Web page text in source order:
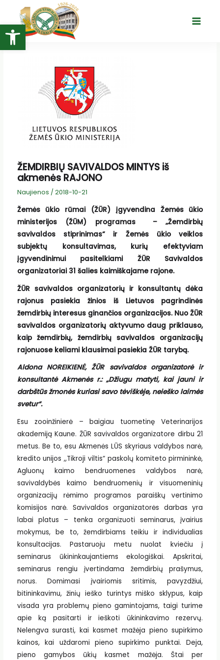
Open toolbar
turinio
Main
ŽEMDIRBIŲ SAVIVALDOS MINTYS iš
akmenės RAJONO
Naujienos / 2018-10-21
Žemės ūkio rūmai (ŽŪR) įgyvendina Žemės ūkio
ministerijos (ŽŪM) programas – „Žemdirbių
savivaldos stiprinimas“ ir Žemės ūkio veiklos
subjektų konsultavimas, kurių efektyviam
įgyvendinimui pasitelkiami ŽŪR Savivaldos
organizatoriai 31 šalies kaimiškajame rajone.
ŽŪR savivaldos organizatorių ir konsultantų dėka
rajonus pasiekia žinios iš Lietuvos pagrindinės
žemdirbių interesus ginančios organizacijos. Nuo ŽŪR
savivaldos organizatorių aktyvumo daug priklauso,
kaip žemdirbių, žemdirbių savivaldos organizacijų
rajonuose keliami klausimai pasiekia ŽŪR tarybą.
Aldona NOREIKIENĖ, ŽŪR savivaldos organizatorė ir
konsultantė Akmenės r.: „Džiugu matyti, kai jauni ir
darbštūs žmonės kuriasi savo tėviškėje, neieško laimės
svetur“.
Esu zooinžinierė – baigiau tuometinę Veterinarijos
akademiją Kaune. ŽŪR savivaldos organizatore dirbu 21
metus. Be to, esu Akmenės LŪS skyriaus valdybos narė,
kredito unijos ,,Tikroji viltis“ paskolų komiteto pirmininkė,
Agluonų kaimo bendruomenes valdybos narė,
savivaldybės kaimo bendruomenių ir visuomeninių
organizacijų rėmimo programos paraiškų vertinimo
komisijos narė. Savivaldos organizatorės darbas yra
labai platus – tenka organizuoti seminarus, įvairius
mokymus, be to, žemdirbiams teikiu ir individualias
konsultacijas. Pastaruoju metu nuolat kviečiu į
seminarus ūkininkaujantiems ekologiškai. Apskritai,
seminarus rengiu įvertindama žemdirbių prašymus,
norus. Domimasi įvairiomis sritimis, pavyzdžiui,
bitininkavimu, žinių ieško turintys miško sklypus, kaip
visada yra problemų pieno gamintojams, taigi turime
apie ką pasitarti ir ieškoti ūkininkavimo rezervų.
Nelengva surasti, kai kasmet mažėja pieno supirkimo
kainos, kai uždaromi pieno supirkimo punktai. Deja,
pieno gamybos ūkių kasmet mažėja. Štai per